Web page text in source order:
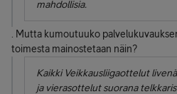
mahdollisia.
. Mutta kumoutuuko
toimesta mainostetaan näin?
Kaikki Veikkausliigaottelut
ja vierasottelut suorana